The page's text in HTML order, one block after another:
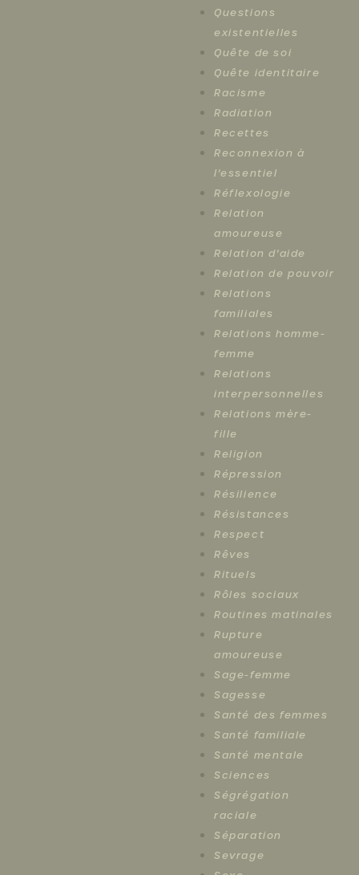
Questions
existentielles
Quête de soi
Quête identitaire
Racisme
Radiation
Recettes
Reconnexion à
l'essentiel
Réflexologie
Relation
amoureuse
Relation d'aide
Relation de pouvoir
Relations
familiales
Relations homme-
femme
Relations
interpersonnelles
Relations mère-
fille
Religion
Répression
Résilience
Résistances
Respect
Rêves
Rituels
Rôles sociaux
Routines matinales
Rupture
amoureuse
Sage-femme
Sagesse
Santé des femmes
Santé familiale
Santé mentale
Sciences
Ségrégation
raciale
Séparation
Sevrage